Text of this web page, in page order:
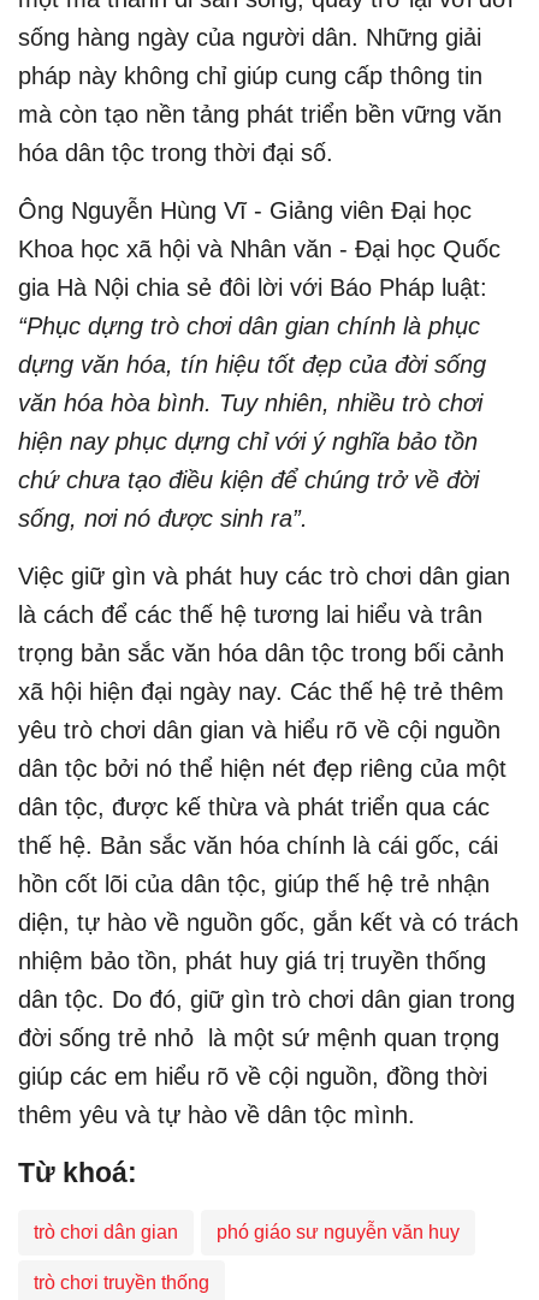
sống hàng ngày của người dân. Những giải
pháp này không chỉ giúp cung cấp thông tin
mà còn tạo nền tảng phát triển bền vững văn
hóa dân tộc trong thời đại số.​
Ông Nguyễn Hùng Vĩ - Giảng viên Đại học
Khoa học xã hội và Nhân văn - Đại học Quốc
gia Hà Nội chia sẻ đôi lời với Báo Pháp luật:
“Phục dựng trò chơi dân gian chính là phục
dựng văn hóa, tín hiệu tốt đẹp của đời sống
văn hóa hòa bình. Tuy nhiên, nhiều trò chơi
hiện nay phục dựng chỉ với ý nghĩa bảo tồn
chứ chưa tạo điều kiện để chúng trở về đời
sống, nơi nó được sinh ra”.
Việc giữ gìn và phát huy các trò chơi dân gian
là cách để các thế hệ tương lai hiểu và trân
trọng bản sắc văn hóa dân tộc trong bối cảnh
xã hội hiện đại ngày nay. Các thế hệ trẻ thêm
yêu trò chơi dân gian và hiểu rõ về cội nguồn
dân tộc bởi nó thể hiện nét đẹp riêng của một
dân tộc, được kế thừa và phát triển qua các
thế hệ. Bản sắc văn hóa chính là cái gốc, cái
hồn cốt lõi của dân tộc, giúp thế hệ trẻ nhận
diện, tự hào về nguồn gốc, gắn kết và có trách
nhiệm bảo tồn, phát huy giá trị truyền thống
dân tộc. Do đó, giữ gìn trò chơi dân gian trong
đời sống trẻ nhỏ là một sứ mệnh quan trọng
giúp các em hiểu rõ về cội nguồn, đồng thời
thêm yêu và tự hào về dân tộc mình.
Từ khoá:
trò chơi dân gian phó giáo sư nguyễn văn huy
trò chơi truyền thống